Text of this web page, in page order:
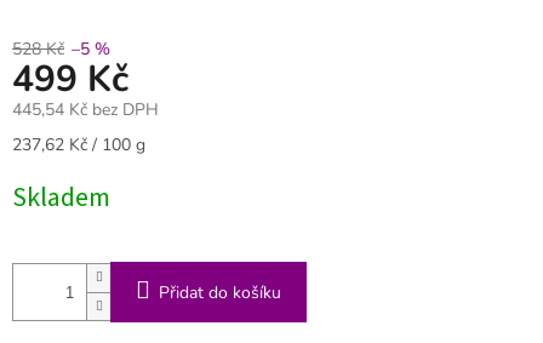
528 Kč –5 %
499 Kč
445,54 Kč bez DPH
Měrná
237,62 Kč / 100 g
Skladem
Přidat do košíku